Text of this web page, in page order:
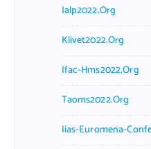
Ialp2022.org
Klivet2022.org
Ifac-Hms2022.org
Taoms2022.org
Iias-Euromena-